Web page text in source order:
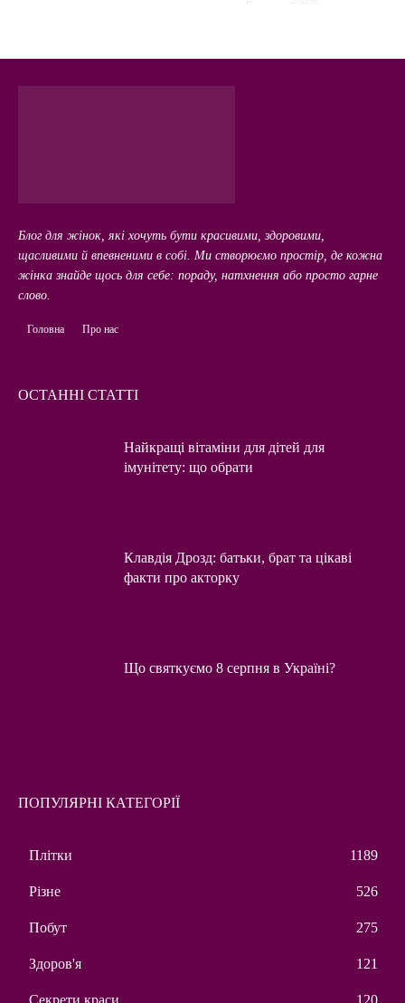
Блог для жінок, які хочуть бути красивими, здоровими,
щасливими й впевненими в собі. Ми створюємо простір, де кожна
жінка знайде щось для себе: пораду, натхнення або просто гарне
слово.
Головна Про нас
ОСТАННІ СТАТТІ
Найкращі вітаміни для дітей для
імунітету: що обрати
Клавдія Дрозд: батьки, брат та цікаві
факти про акторку
Що святкуємо 8 серпня в Україні?
ПОПУЛЯРНІ КАТЕГОРІЇ
Плітки 1189
Різне 526
Побут 275
Здоров'я 121
Секрети краси 120